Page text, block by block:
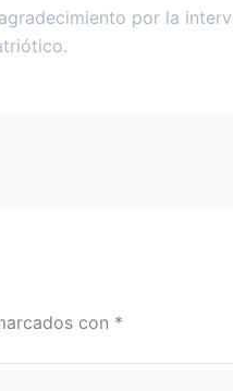
por la
con *